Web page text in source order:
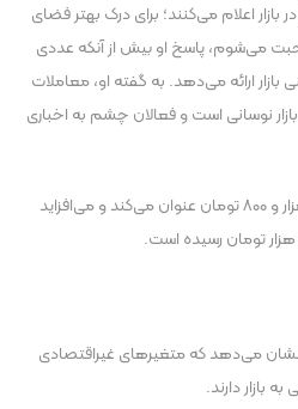
بازار اعلام می‌کنند؛ برای درک بهتر فضای
صحبت می‌شوم، پاسخ او بیش از آنکه عددی
ارائه می‌دهد. به گفته او، معاملات
نوسانی است و فعالان چشم به اخباری
او نرخ معاملات دلار را حدود ۱۵۸ هزار و ۸۰۰ تومان عنوان می‌کند و می‌افزاید
نشان می‌دهد که متغیر‌های غیراقتصادی
دارند.